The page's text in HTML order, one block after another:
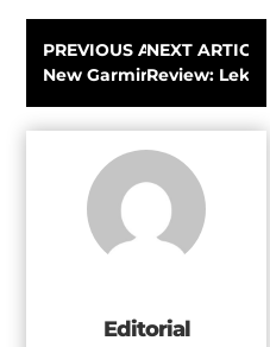
PREVIOUS ARTICLE
New Garmin Virb X and
NEXT ARTICLE
Review: Leki
Editorial